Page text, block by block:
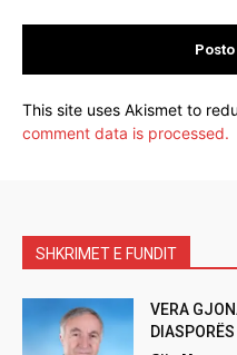
This site uses Akismet to
comment data is processed.
SHKRIMET E FUNDIT
VERA